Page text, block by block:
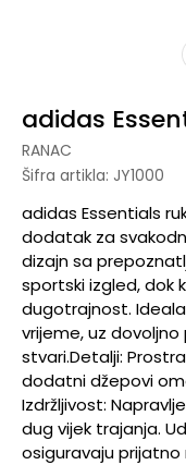
adidas
RANAC
Šifra artikla: JY1000
adidas Essentials
dodatak za
dizajn sa
sportski izgled, dok
dugotrajnost.
vrijeme, uz
stvari.Detalji:
dodatni džepovi
Izdržljivost:
dug vijek trajanja.
osiguravaju